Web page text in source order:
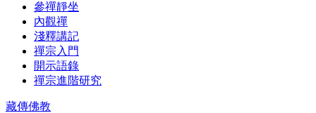
參禪靜坐
內觀禪
淺釋講記
禪宗入門
開示語錄
禪宗進階研究
藏傳佛教